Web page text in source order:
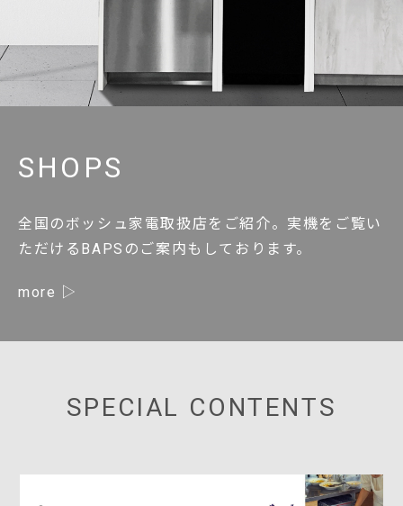
SHOPS
全国のボッシュ家電取扱店をご紹介。実機をご覧い
ただけるBAPSのご案内もしております。
more
SPECIAL CONTENTS